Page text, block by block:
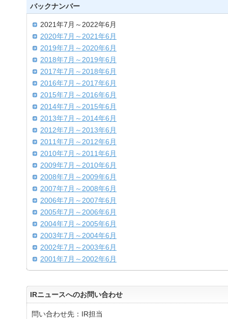
バックナンバー
2021年7月～2022年6月
2020年7月～2021年6月
2019年7月～2020年6月
2018年7月～2019年6月
2017年7月～2018年6月
2016年7月～2017年6月
2015年7月～2016年6月
2014年7月～2015年6月
2013年7月～2014年6月
2012年7月～2013年6月
2011年7月～2012年6月
2010年7月～2011年6月
2009年7月～2010年6月
2008年7月～2009年6月
2007年7月～2008年6月
2006年7月～2007年6月
2005年7月～2006年6月
2004年7月～2005年6月
2003年7月～2004年6月
2002年7月～2003年6月
2001年7月～2002年6月
IRニュースへのお問い合わせ
問い合わせ先：IR担当